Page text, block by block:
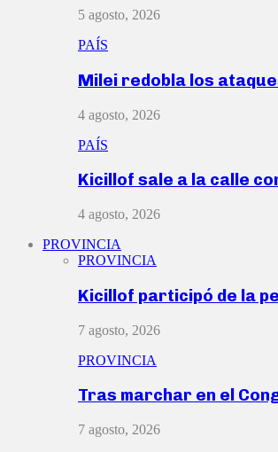
5 agosto, 2026
PAÍS
Milei redobla los
4 agosto, 2026
PAÍS
Kicillof sale a la calle
4 agosto, 2026
PROVINCIA
PROVINCIA
Kicillof participó de la
7 agosto, 2026
PROVINCIA
Tras marchar en el
7 agosto, 2026